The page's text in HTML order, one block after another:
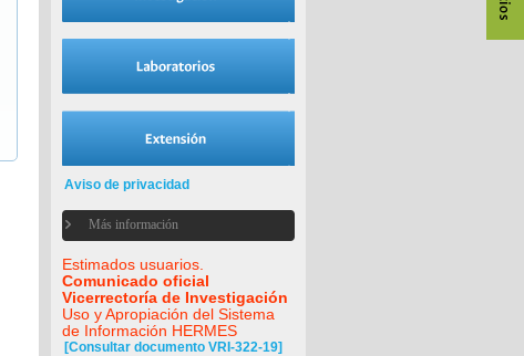
Aviso de privacidad
Más información
Estimados usuarios.
Comunicado oficial
Vicerrectoría de Investigación
Uso y Apropiación del Sistema
de Información HERMES
[Consultar documento VRI-322-19]